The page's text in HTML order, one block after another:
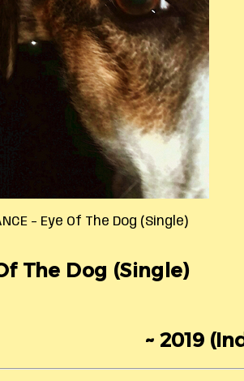
– Eye Of The Dog (Single)
The Dog (Single)
~ 2019